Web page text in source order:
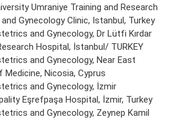
Umraniye Training and Research
Gynecology Clinic, Istanbul, Turkey
and Gynecology, Dr Lütfi Kırdar
Hospital, İstanbul/ TURKEY
and Gynecology, Near East
Medicine, Nicosia, Cyprus
and Gynecology, İzmir
Eşrefpaşa Hospital, İzmir, Turkey
and Gynecology, Zeynep Kamil